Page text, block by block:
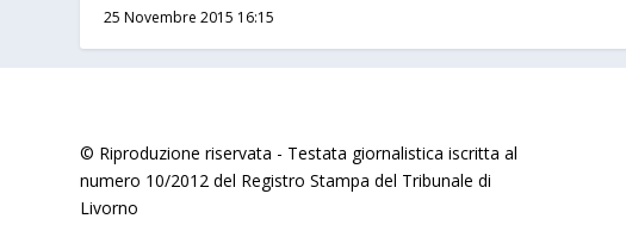
25 Novembre 2015 16:15
© Riproduzione riservata - Testata giornalistica iscritta al
numero 10/2012 del Registro Stampa del Tribunale di
Livorno